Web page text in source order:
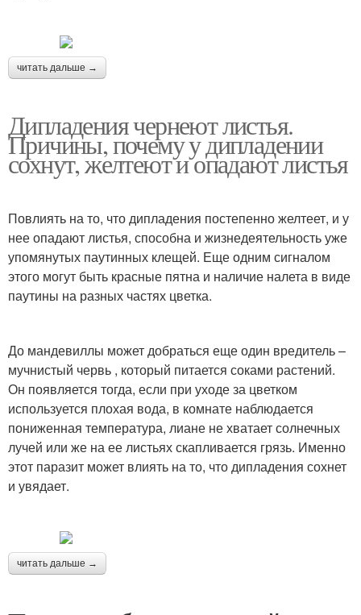
читать дальше →
Дипладения чернеют листья.
Причины, почему у дипладении
сохнут, желтеют и опадают листья
Повлиять на то, что дипладения постепенно желтеет, и у
нее опадают листья, способна и жизнедеятельность уже
упомянутых паутинных клещей. Еще одним сигналом
этого могут быть красные пятна и наличие налета в виде
паутины на разных частях цветка.
До мандевиллы может добраться еще один вредитель –
мучнистый червь , который питается соками растений.
Он появляется тогда, если при уходе за цветком
используется плохая вода, в комнате наблюдается
пониженная температура, лиане не хватает солнечных
лучей или же на ее листьях скапливается грязь. Именно
этот паразит может влиять на то, что дипладения сохнет
и увядает.
читать дальше →